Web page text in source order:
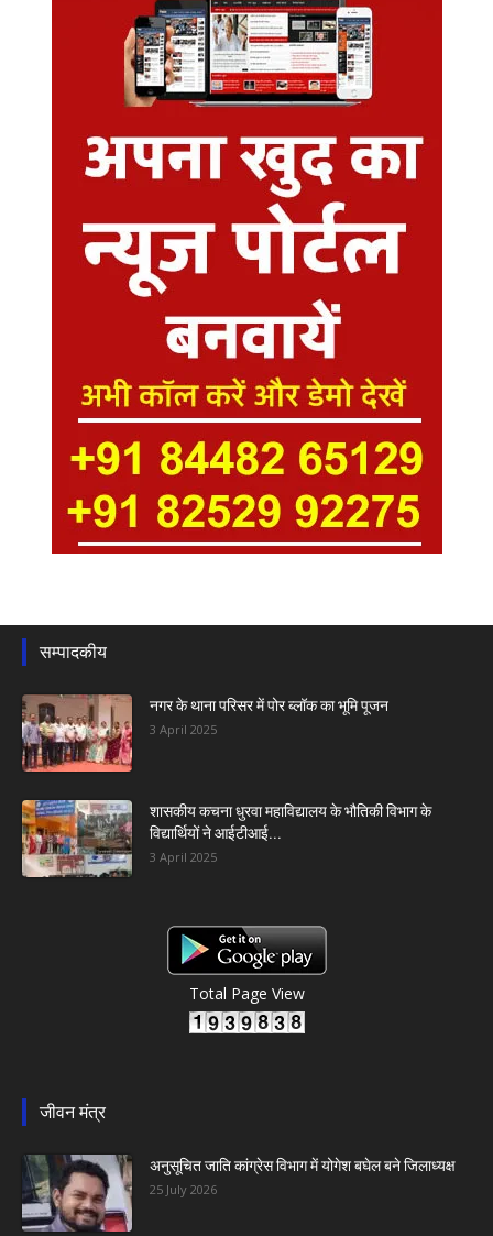
सम्पादकीय
नगर के थाना परिसर में पोर ब्लॉक का भूमि पूजन
3 April 2025
शासकीय कचना धुरवा महाविद्यालय के भौतिकी विभाग के
विद्यार्थियों ने आईटीआई...
3 April 2025
Total Page View
जीवन मंत्र
अनुसूचित जाति कांग्रेस विभाग में योगेश बघेल बने जिलाध्यक्ष
25 July 2026